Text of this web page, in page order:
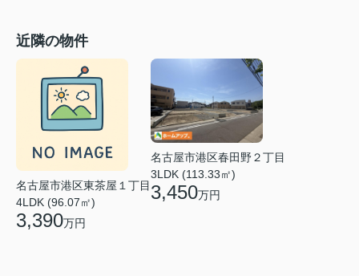
近隣の物件
名古屋市港区東茶屋１丁目
4LDK (96.07㎡)
3,390万円
名古屋市港区春田野２丁目
3LDK (113.33㎡)
3,450万円